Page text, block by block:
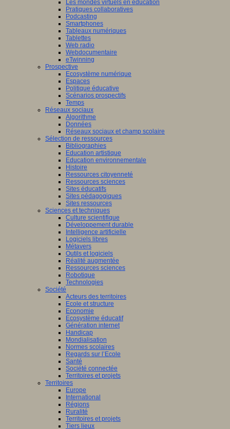
Les mondes virtuels en éducation
Pratiques collaboratives
Podcasting
Smartphones
Tableaux numériques
Tablettes
Web radio
Webdocumentaire
eTwinning
Prospective
Ecosystème numérique
Espaces
Politique éducative
Scénarios prospectifs
Temps
Réseaux sociaux
Algorithme
Données
Réseaux sociaux et champ scolaire
Sélection de ressources
Bibliographies
Education artistique
Education environnementale
Histoire
Ressources citoyenneté
Ressources sciences
Sites éducatifs
Sites pédagogiques
Sites ressources
Sciences et techniques
Culture scientifique
Développement durable
Intelligence artificielle
Logiciels libres
Métavers
Outils et logiciels
Réalité augmentée
Ressources sciences
Robotique
Technologies
Société
Acteurs des territoires
Ecole et structure
Economie
Ecosystème éducatif
Génération internet
Handicap
Mondialisation
Normes scolaires
Regards sur l’Ecole
Santé
Société connectée
Territoires et projets
Territoires
Europe
International
Régions
Ruralité
Territoires et projets
Tiers lieux